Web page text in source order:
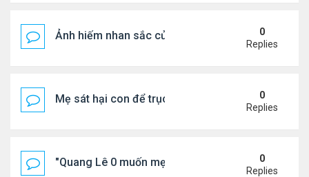
Ảnh hiếm nhan sắc của Thẩm Thuý Hằng0
Replies
Mẹ sát hại con để trục lợi bảo hiểm
0
Replies
"Quang Lê 0 muốn mẹ thua kém người khác"
0
Replies